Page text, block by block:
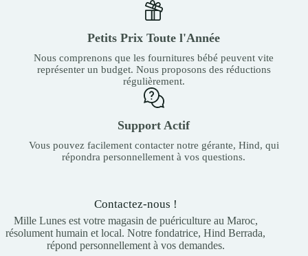
Petits Prix Toute l'Année
Nous comprenons que les fournitures bébé peuvent vite
représenter un budget. Nous proposons des réductions
régulièrement.
Support Actif
Vous pouvez facilement contacter notre gérante, Hind, qui
répondra personnellement à vos questions.
Contactez-nous !
Mille Lunes est votre magasin de puériculture au Maroc,
résolument humain et local. Notre fondatrice, Hind Berrada,
répond personnellement à vos demandes.